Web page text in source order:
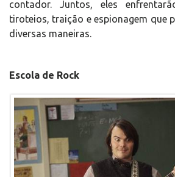
contador. Juntos, eles
tiroteios, traição e espionagem que
diversas maneiras.
Escola de Rock